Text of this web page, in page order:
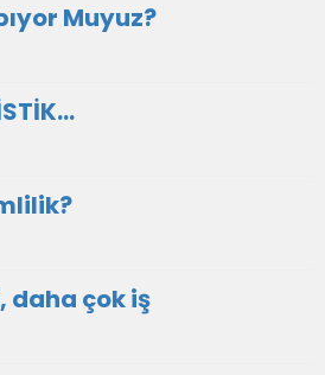
Muyuz?
daha çok iş